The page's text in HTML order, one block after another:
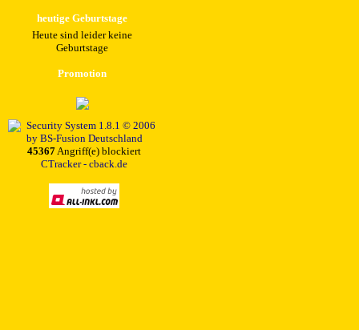
heutige Geburtstage
Heute sind leider keine
Geburtstage
Promotion
45367Angriff(e) blockiert
CTracker - cback.de